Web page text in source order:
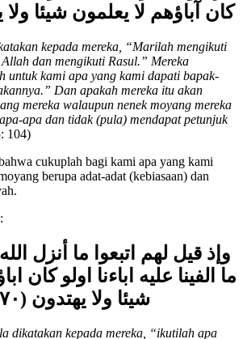
كان آباؤهم لا يعلمون شيئا ولا
kepada mereka, “Marilah mengikuti
dan mengikuti Rasul.” Mereka
untuk kami apa yang kami dapati bapak-
Dan apakah mereka itu akan
mereka walaupun nenek moyang mereka
apa dan tidak (pula) mendapat petunjuk
cukuplah bagi kami apa yang kami
berupa adat-adat (kebiasaan) dan
وإذ قيل لهم اتبعوا ما أنزل
ما الفينا عليه اباءنا اولو كان
شيئا ولا يهتدون (١٧٠)